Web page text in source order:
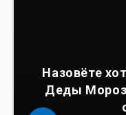
Назовёте
Деды